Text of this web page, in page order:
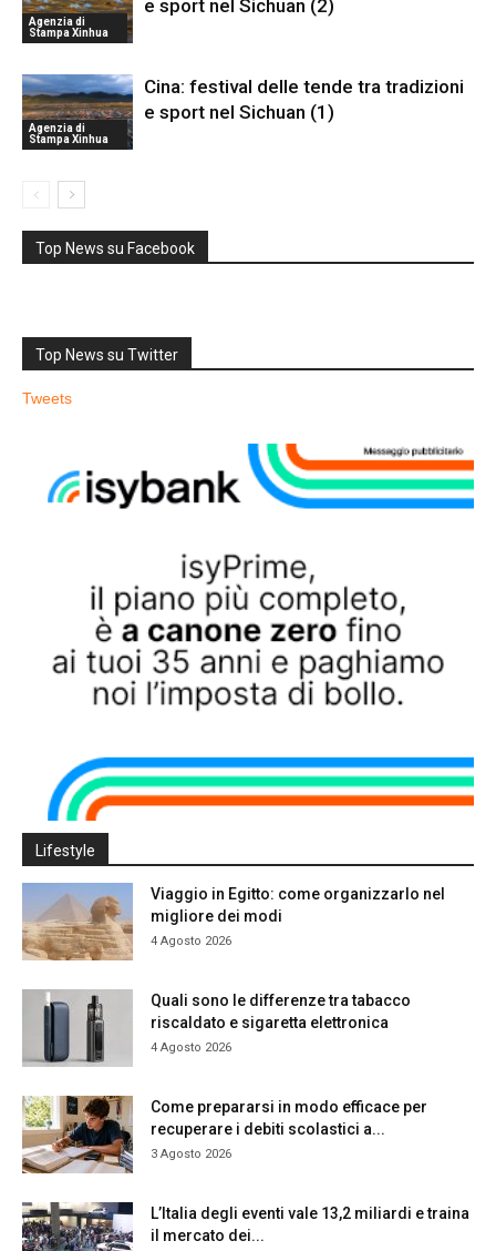
Agenzia di
Stampa Xinhua
e sport nel Sichuan (2)
Agenzia di
Stampa Xinhua
Cina: festival delle tende tra tradizioni
e sport nel Sichuan (1)
Top News su Facebook
Top News su Twitter
Tweets
Lifestyle
Viaggio in Egitto: come organizzarlo nel
migliore dei modi
4 Agosto 2026
Quali sono le differenze tra tabacco
riscaldato e sigaretta elettronica
4 Agosto 2026
Come prepararsi in modo efficace per
recuperare i debiti scolastici a...
3 Agosto 2026
L’Italia degli eventi vale 13,2 miliardi e traina
il mercato dei...